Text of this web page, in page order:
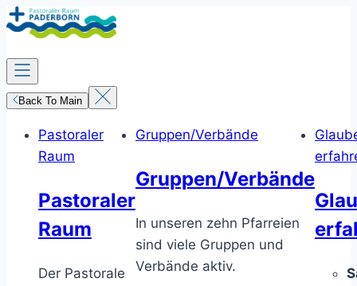
Zum
Inhalt
springen
Back To Main
Pastoraler
Raum
Pastoraler
Raum
Der Pastorale
Gruppen/Verbände
Gruppen/Verbände
In unseren zehn Pfarreien
sind viele Gruppen und
Verbände aktiv.